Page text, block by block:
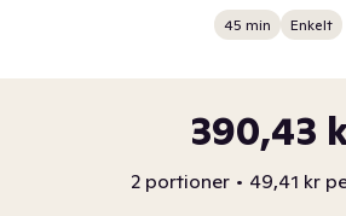
45 min Enkelt
390,43
2 portioner • 49,41 kr